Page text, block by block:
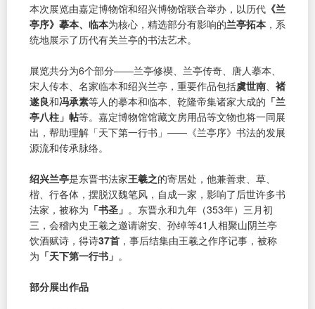
本次展览由嘉定博物馆和绍兴博物馆联合举办，以历代 《兰
亭序》摹本、临本为核心，精选部分有影响的兰亭拓本 ，系
统地展示了历代有关兰亭的书法艺术。
展览共分为6个部分——兰亭修禊、兰亭传奇、唐人摹本、
宋人传本、名家临本和绍兴兰亭，重要作品包括虞世南
褚
遂良和冯承素等人的摹本和临本、乾隆帝集诸家大成的 「兰
亭八柱」帖等。嘉定博物馆馆藏文房用品等文物也将一同展
出，帮助理解「天下第一行书」——《兰亭序》书法的发展
源流和传承脉络。
绍兴兰亭是东晋书法家王羲之的寄居处，他兼善隶、草、
楷、行各体，摆脱汉魏笔风，自成一家，影响了后世许多书
法家，被称为 「书圣」 。东晋永和九年（353年）三月初
三，会稽內史王羲之邀请谢安、孙绰等41人相聚山阴兰亭
饮酒赋诗，得诗37首 ，事后结集由王羲之作序记事，被称
为 「天下第一行书」 。
部分展出作品